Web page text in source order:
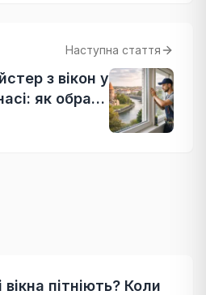
Наступна стаття
з вікон у
як обрати
пітніють? Коли